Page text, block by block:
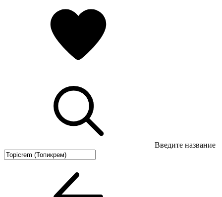
Введите название